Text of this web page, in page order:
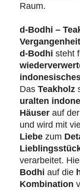
Raum.
d-Bodhi –
Vergangenheit
d-Bodhi steht
Das Teakholz
uralten
Häuser auf
und wird mit
Liebe zum
verarbeitet.
Bodhi auf die
Kombination